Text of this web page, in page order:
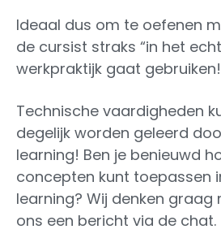
Ideaal dus om te oefenen
de cursist straks “in het
werkpraktijk gaat gebruiken!
Technische vaardigheden
degelijk worden geleerd
learning! Ben je benieuwd
concepten kunt toepassen
learning? Wij denken graag
ons een bericht via de chat.